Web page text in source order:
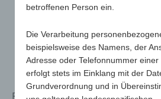
Fliegenklatsche m. Patsche in
betroffenen Person ein.
Die Verarbeitung
beispielsweise des Namens, der
Adresse oder Telefonnummer einer
erfolgt stets im Einklang mit der
Grundverordnung und in